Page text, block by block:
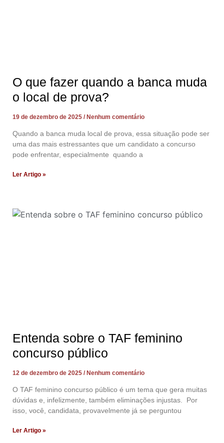
O que fazer quando a banca muda
o local de prova?
19 de dezembro de 2025 Nenhum comentário
Quando a banca muda local de prova, essa situação pode ser
uma das mais estressantes que um candidato a concurso
pode enfrentar, especialmente quando a
Ler Artigo »
Entenda sobre o TAF feminino
concurso público
12 de dezembro de 2025 Nenhum comentário
O TAF feminino concurso público é um tema que gera muitas
dúvidas e, infelizmente, também eliminações injustas. Por
isso, você, candidata, provavelmente já se perguntou
Ler Artigo »